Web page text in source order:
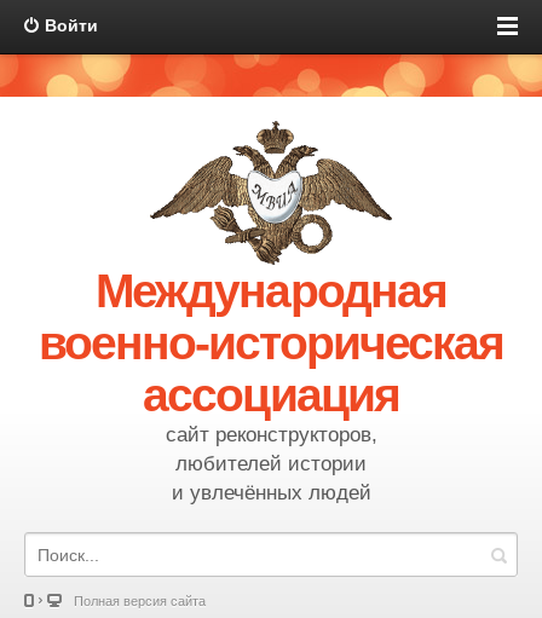
Войти
Международная
военно-историческая
ассоциация
сайт реконструкторов,
любителей истории
и увлечённых людей
Полная версия сайта